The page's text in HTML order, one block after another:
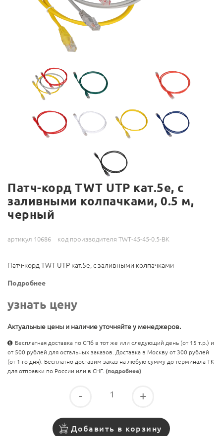
Патч-корд TWT UTP кат.5e, с
заливными колпачками, 0.5 м,
черный
артикул 10686 код производителя TWT-45-45-0.5-BK
Патч-корд TWT UTP кат.5e, с заливными колпачками
Подробнее
узнать цену
Актуальные цены и наличие уточняйте у менеджеров.
Бесплатная доставка по СПб в тот же или следующий день (от 15 т.р.) и
от 500 рублей для остальных заказов. Доставка в Москву от 300 рублей
(от 1-го дня). Бесплатно доставим заказ на любую сумму до терминала ТК
для отправки по России или в СНГ. (подробнее)
- +
Добавить в корзину